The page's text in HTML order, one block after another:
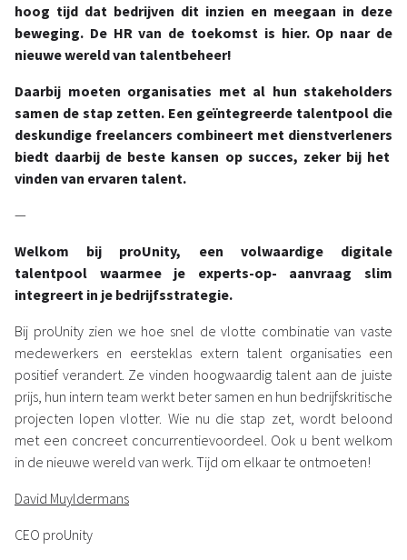
hoog tijd dat bedrijven dit inzien en meegaan in deze
beweging. De HR van de toekomst is hier. Op naar de
nieuwe wereld van talentbeheer!
Daarbij moeten organisaties met al hun stakeholders
samen de stap zetten. Een geïntegreerde talentpool die
deskundige freelancers combineert met dienstverleners
biedt daarbij de beste kansen op succes, zeker bij het
vinden van ervaren talent.
—
Welkom bij proUnity, een volwaardige digitale
talentpool waarmee je experts-op- aanvraag slim
integreert in je bedrijfsstrategie.
Bij proUnity zien we hoe snel de vlotte combinatie van vaste
medewerkers en eersteklas extern talent organisaties een
positief verandert. Ze vinden hoogwaardig talent aan de juiste
prijs, hun intern team werkt beter samen en hun bedrijfskritische
projecten lopen vlotter. Wie nu die stap zet, wordt beloond
met een concreet concurrentievoordeel. Ook u bent welkom
in de nieuwe wereld van werk. Tijd om elkaar te ontmoeten!
David Muyldermans
CEO proUnity